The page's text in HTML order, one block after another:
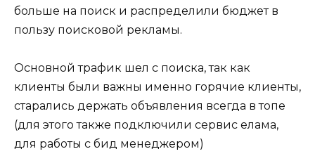
больше на поиск и распределили бюджет в
пользу поисковой рекламы.
Основной трафик шел с поиска, так как
клиенты были важны именно горячие клиенты,
старались держать объявления всегда в топе
(для этого также подключили сервис елама,
для работы с бид менеджером)